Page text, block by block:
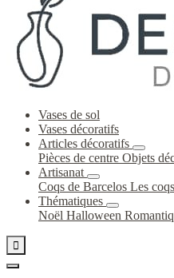
Vases de sol
Vases décoratifs
Articles décoratifs
Pièces de centre Objets
Artisanat
Coqs de Barcelos Les
Thématiques
Noël Halloween
